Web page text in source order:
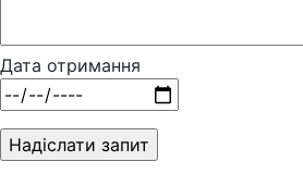
Дата отримання